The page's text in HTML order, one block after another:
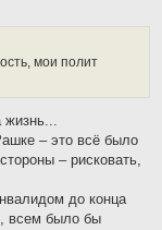
мои полит
– это всё было
– рисковать,
до конца
всем было бы